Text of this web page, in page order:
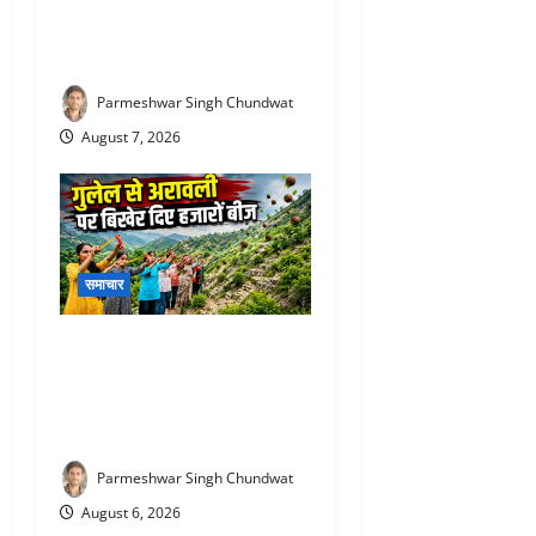
Parmeshwar Singh Chundwat
August 7, 2026
समाचार
Parmeshwar Singh Chundwat
August 6, 2026